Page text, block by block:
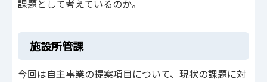
課題として考えているのか。
施設所管課
今回は自主事業の提案項目について、現状の課題に対